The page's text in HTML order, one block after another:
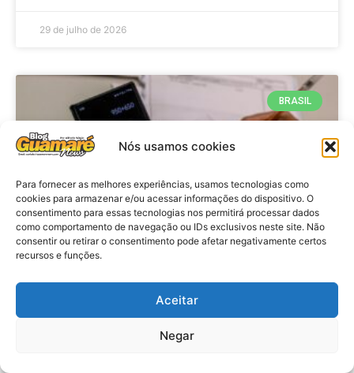
Nós usamos cookies
Para fornecer as melhores experiências, usamos tecnologias como
cookies para armazenar e/ou acessar informações do dispositivo. O
consentimento para essas tecnologias nos permitirá processar dados
como comportamento de navegação ou IDs exclusivos neste site. Não
consentir ou retirar o consentimento pode afetar negativamente certos
recursos e funções.
Aceitar
Negar
29 de julho de 2026
BRASIL
Economia: Prazo de adesão ao
Programa Desenrola 2.0 é
prorrogado